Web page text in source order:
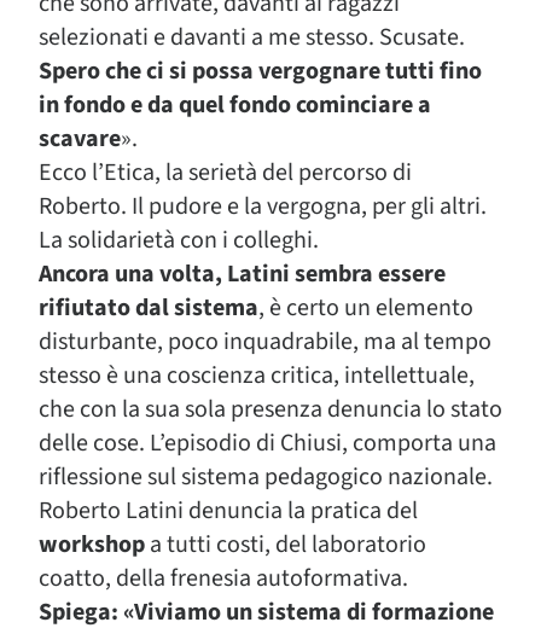
selezionati e davanti a me stesso. Scusate.
Spero che ci si possa vergognare tutti fino
in fondo e da quel fondo cominciare a
scavare».
Ecco l’Etica, la serietà del percorso di
Roberto. Il pudore e la vergogna, per gli altri.
La solidarietà con i colleghi.
Ancora una volta, Latini sembra essere
rifiutato dal sistema, è certo un elemento
disturbante, poco inquadrabile, ma al tempo
stesso è una coscienza critica, intellettuale,
che con la sua sola presenza denuncia lo stato
delle cose. L’episodio di Chiusi, comporta una
riflessione sul sistema pedagogico nazionale.
Roberto Latini denuncia la pratica del
workshopa tutti costi, del laboratorio
coatto, della frenesia autoformativa.
Spiega: «Viviamo un sistema di formazione